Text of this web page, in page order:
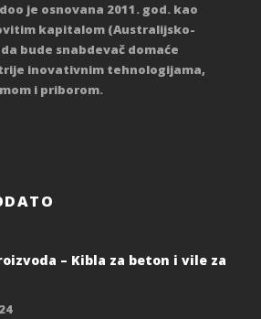
je osnovana 2011. god. kao
kapitalom (Australijsko-
bude snabdevač domaće
inovativnim tehnologijama,
i priborom.
– Kibla za beton i vile za